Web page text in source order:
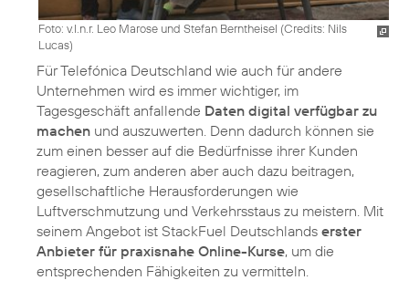
Foto: v.l.n.r. Leo Marose und Stefan Berntheisel (Credits: Nils
Lucas)
Für Telefónica Deutschland wie auch für andere
Unternehmen wird es immer wichtiger, im
Tagesgeschäft anfallende Daten digital verfügbar zu
machen und auszuwerten. Denn dadurch können sie
zum einen besser auf die Bedürfnisse ihrer Kunden
reagieren, zum anderen aber auch dazu beitragen,
gesellschaftliche Herausforderungen wie
Luftverschmutzung und Verkehrsstaus zu meistern. Mit
seinem Angebot ist StackFuel Deutschlands erster
Anbieter für praxisnahe Online-Kurse, um die
entsprechenden Fähigkeiten zu vermitteln.